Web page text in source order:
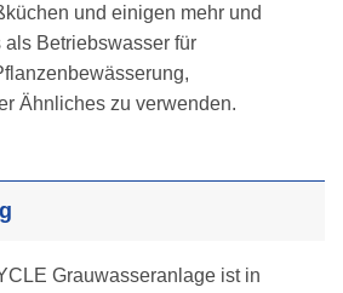
und einigen mehr und
als Betriebswasser für
Ähnliches zu verwenden.
Grauwasseranlage ist in